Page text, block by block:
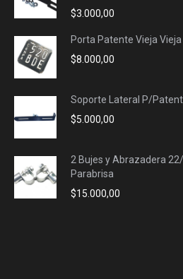
$3.000,00
Porta Patente Vieja
$8.000,00
Soporte Lateral P/
$5.000,00
2 Bujes y Abrazadera
Parabrisa
$15.000,00